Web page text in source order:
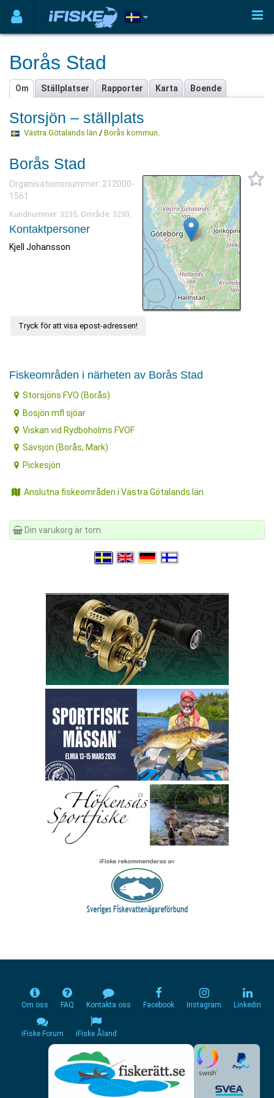
Borås Stad
Om Ställplatser Rapporter Karta Boende
Storsjön – ställplats
Västra Götalands län / Borås kommun.
Borås Stad
Organisationsnummer: 212000-
1561
Kundnummer: 3235, Område: 3293.
Kontaktpersoner
Kjell Johansson
Tryck för att visa epost-adressen!
Fiskeområden i närheten av Borås Stad
Storsjöns FVO (Borås)
Bosjön mfl sjöar
Viskan vid Rydboholms FVOF
Sävsjön (Borås, Mark)
Pickesjön
Anslutna fiskeområden i Västra Götalands län
Din varukorg är tom.
Om oss FAQ Kontakta oss Facebook Instagram Linkedin
iFiske Forum iFiske Åland